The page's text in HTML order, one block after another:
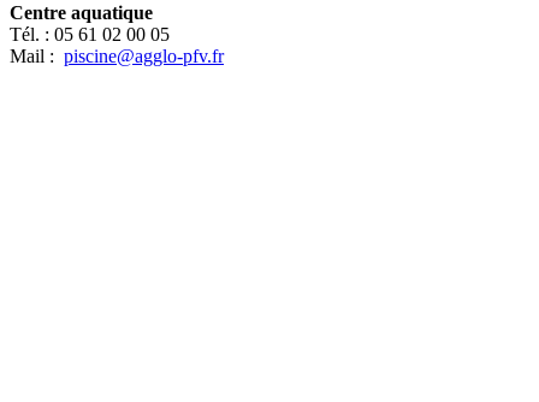
Centre aquatique
Tél. : 05 61 02 00 05
Mail : piscine@agglo-pfv.fr